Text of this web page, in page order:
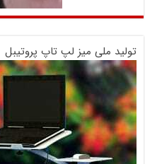
تولید ملی میز لپ تاپ پروتیبل